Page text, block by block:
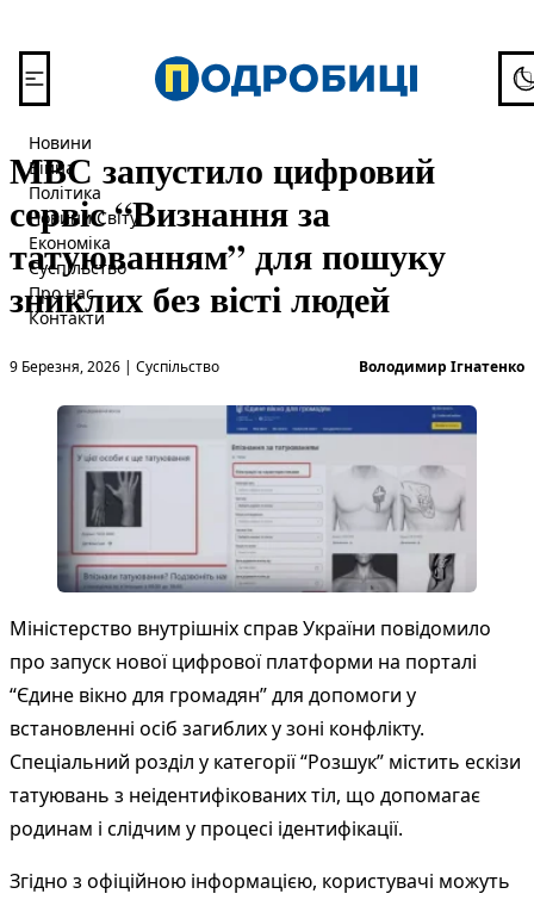
Новини
Війна
Політика
Новини Світу
Економіка
Суспільство
Про нас
Контакти
МВС запустило цифровий
сервіс “Визнання за
татуюванням” для пошуку
зниклих без вісті людей
9 Березня, 2026 |
Опубліковано вСуспільство Володимир Ігнатенко
Міністерство внутрішніх справ України повідомило
про запуск нової цифрової платформи на порталі
“Єдине вікно для громадян” для допомоги у
встановленні осіб загиблих у зоні конфлікту.
Спеціальний розділ у категорії “Розшук” містить ескізи
татуювань з неідентифікованих тіл, що допомагає
родинам і слідчим у процесі ідентифікації.
Згідно з офіційною інформацією, користувачі можуть